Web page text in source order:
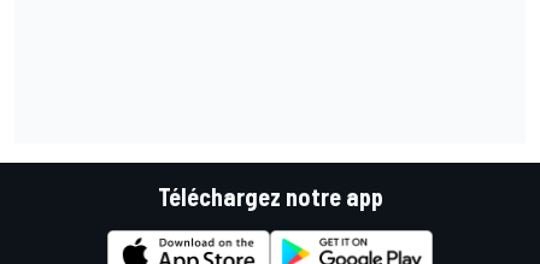
Téléchargez notre app